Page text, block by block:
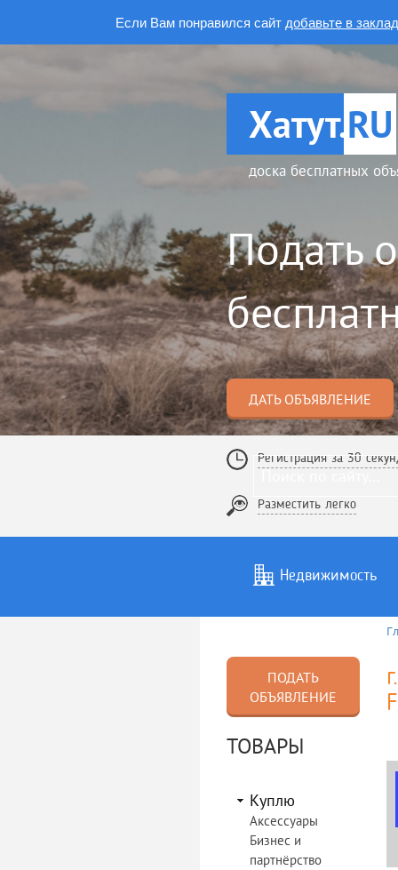
Если Вам понравился сайт добавьте в
Хатут.RU
доска бесплатных
Подать
ДАТЬ ОБЪЯВЛЕНИЕ
Регистрация за 30
Разместить легко
Недвижимость
Услуги
ПОДАТЬ
ОБЪЯВЛЕНИЕ
ТОВАРЫ
Куплю
Аксессуары
Бизнес и
партнёрство